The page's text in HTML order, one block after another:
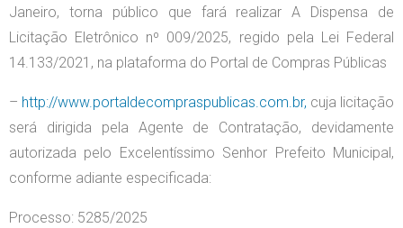
Janeiro, torna público que fará realizar A Dispensa de
Licitação Eletrônico nº 009/2025, regido pela Lei Federal
14.133/2021, na plataforma do Portal de Compras Públicas
– http://www.portaldecompraspublicas.com.br, cuja licitação
será dirigida pela Agente de Contratação, devidamente
autorizada pelo Excelentíssimo Senhor Prefeito Municipal,
conforme adiante especificada:
Processo: 5285/2025